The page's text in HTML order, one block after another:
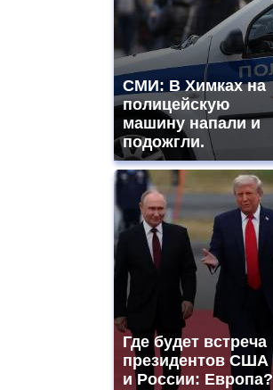
СМИ: В Химках на
полицейскую
машину напали и
подожгли.
Где будет встреча
президентов США
и России: Европа?